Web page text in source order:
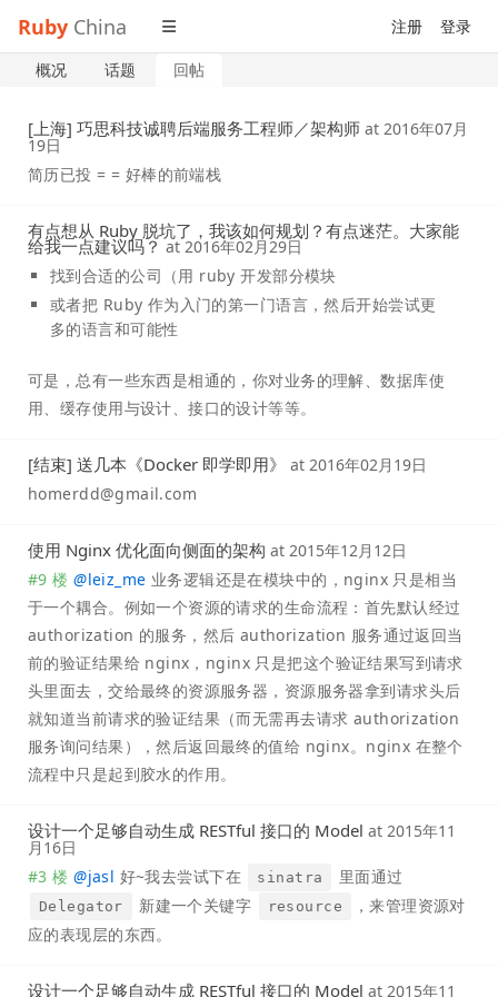
Ruby China 注册 登录
概况 话题 回帖
[上海] 巧思科技诚聘后端服务工程师／架构师 at 2016年07月
19日
简历已投 = = 好棒的前端栈
有点想从 Ruby 脱坑了，我该如何规划？有点迷茫。大家能
给我一点建议吗？ at2016年02月29日
找到合适的公司（用 ruby 开发部分模块
或者把 Ruby 作为入门的第一门语言，然后开始尝试更
多的语言和可能性
可是，总有一些东西是相通的，你对业务的理解、数据库使
用、缓存使用与设计、接口的设计等等。
[结束] 送几本《Docker 即学即用》 at 2016年02月19日
homerdd@gmail.com
使用 Nginx 优化面向侧面的架构 at 2015年12月12日
#9 楼 @leiz_me 业务逻辑还是在模块中的，nginx 只是相当
于一个耦合。例如一个资源的请求的生命流程：首先默认经过
authorization 的服务，然后 authorization 服务通过返回当
前的验证结果给 nginx，nginx 只是把这个验证结果写到请求
头里面去，交给最终的资源服务器，资源服务器拿到请求头后
就知道当前请求的验证结果（而无需再去请求 authorization
服务询问结果），然后返回最终的值给 nginx。nginx 在整个
流程中只是起到胶水的作用。
设计一个足够自动生成 RESTful 接口的 Model at 2015年11
月16日
#3 楼 @jasl 好~我去尝试下在 sinatra 里面通过
Delegator 新建一个关键字 resource
，来管理资源对
应的表现层的东西。
设计一个足够自动生成 RESTful 接口的 Model at 2015年11